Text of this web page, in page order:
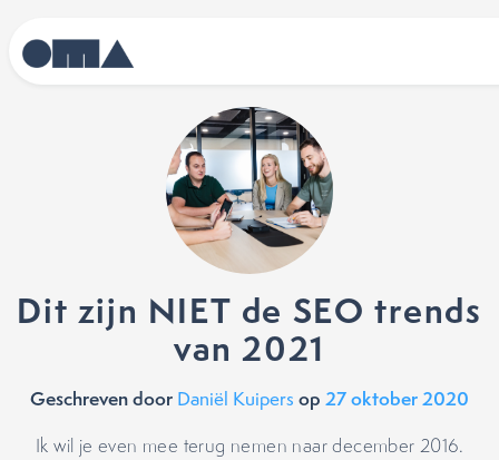
Dit zijn NIET de SEO trends
van 2021
Geschreven door Daniël Kuipers op 27 oktober 2020
Ik wil je even mee terug nemen naar december 2016.